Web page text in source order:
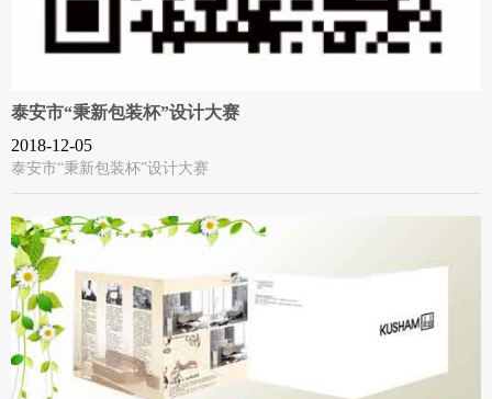
泰安市“秉新包装杯”设计大赛
2018-12-05
泰安市“秉新包装杯”设计大赛